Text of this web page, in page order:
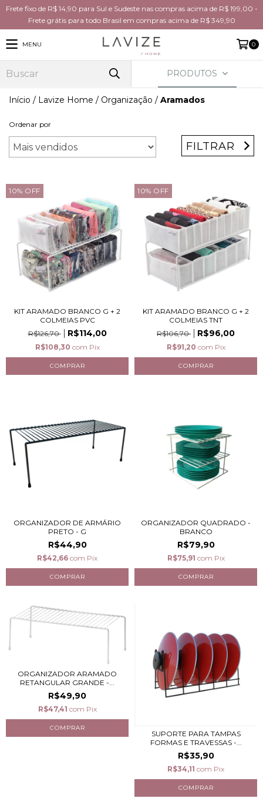
Frete fixo de R$ 14,90 para Sul e Sudeste nas compras acima de R$ 199,00 -
Frete grátis para todo Brasil em compras acima de R$ 349,90
MENU 0
PRODUTOS
Início / Lavize Home / Organização / Aramados
Ordenar por
FILTRAR
10% OFF
KIT ARAMADO BRANCO G + 2
COLMEIAS PVC
R$126,70
R$114,00
R$108,30 com Pix
10% OFF
KIT ARAMADO BRANCO G + 2
COLMEIAS TNT
R$106,70
R$96,00
R$91,20 com Pix
ORGANIZADOR DE ARMÁRIO
PRETO - G
R$44,90
R$42,66 com Pix
ORGANIZADOR QUADRADO -
BRANCO
R$79,90
R$75,91 com Pix
ORGANIZADOR ARAMADO
RETANGULAR GRANDE -...
R$49,90
R$47,41 com Pix
SUPORTE PARA TAMPAS
FORMAS E TRAVESSAS -...
R$35,90
R$34,11 com Pix